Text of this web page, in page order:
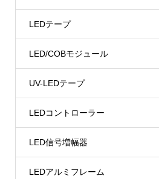
LEDテープ
LED/COBモジュール
UV-LEDテープ
LEDコントローラー
LED信号増幅器
LEDアルミフレーム